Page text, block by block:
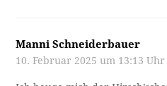
Manni Schneiderbauer
10. Februar 2025 um 13:13 Uhr